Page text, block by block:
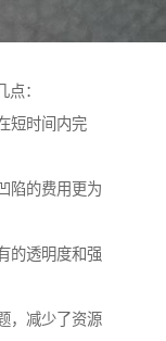
：
短时间内完
陷的费用更为
的透明度和强
，减少了资源